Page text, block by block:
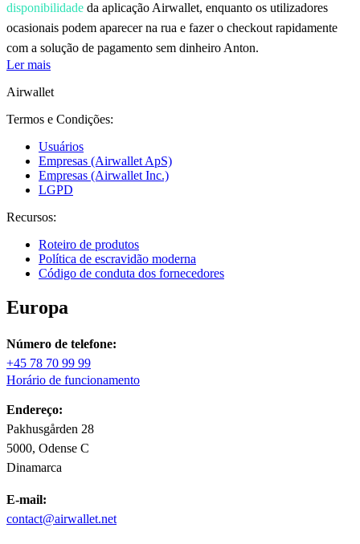
disponibilidade da aplicação Airwallet, enquanto os utilizadores
ocasionais podem aparecer na rua e fazer o checkout rapidamente
com a solução de pagamento sem dinheiro Anton.
Ler mais
Airwallet
Termos e Condições:
Usuários
Empresas (Airwallet ApS)
Empresas (Airwallet Inc.)
LGPD
Recursos:
Roteiro de produtos
Política de escravidão moderna
Código de conduta dos fornecedores
Europa
Número de telefone:
+45 78 70 99 99
Horário de funcionamento
Endereço:
Pakhusgården 28
5000, Odense C
Dinamarca
E-mail:
contact@airwallet.net